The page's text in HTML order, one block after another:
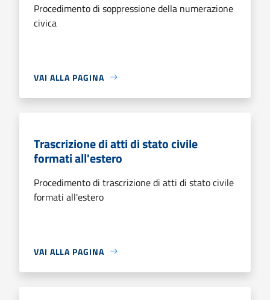
Procedimento di soppressione della numerazione
civica
VAI ALLA PAGINA
Trascrizione di atti di stato civile
formati all'estero
Procedimento di trascrizione di atti di stato civile
formati all'estero
VAI ALLA PAGINA